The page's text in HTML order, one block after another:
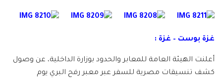
غزة بوست – غزة :
أعلنت الهيئة العامة للمعابر والحدود بوزارة الداخلية، عن وصول
كشف تنسيقات مصرية للسفر عبر معبر رفح البري يوم